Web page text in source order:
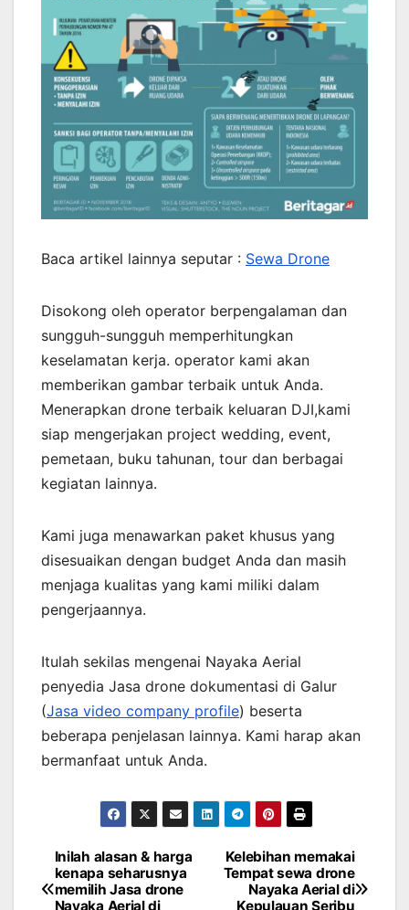
Baca artikel lainnya seputar : Sewa Drone
Disokong oleh operator berpengalaman dan
sungguh-sungguh memperhitungkan
keselamatan kerja. operator kami akan
memberikan gambar terbaik untuk Anda.
Menerapkan drone terbaik keluaran DJI,kami
siap mengerjakan project wedding, event,
pemetaan, buku tahunan, tour dan berbagai
kegiatan lainnya.
Kami juga menawarkan paket khusus yang
disesuaikan dengan budget Anda dan masih
menjaga kualitas yang kami miliki dalam
pengerjaannya.
Itulah sekilas mengenai Nayaka Aerial
penyedia Jasa drone dokumentasi di Galur
(Jasa video company profile) beserta
beberapa penjelasan lainnya. Kami harap akan
bermanfaat untuk Anda.
Post
navigation
Kelebihan memakai
Tempat sewa drone
Nayaka Aerial di
Kepulauan Seribu
Inilah alasan & harga
kenapa seharusnya
memilih Jasa drone
Nayaka Aerial di